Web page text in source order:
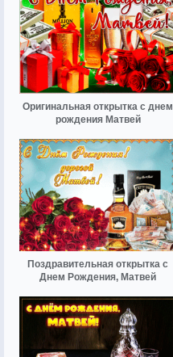
Оригинальная открытка с днем
рождения Матвей
Поздравительная открытка с
Днем Рождения, Матвей